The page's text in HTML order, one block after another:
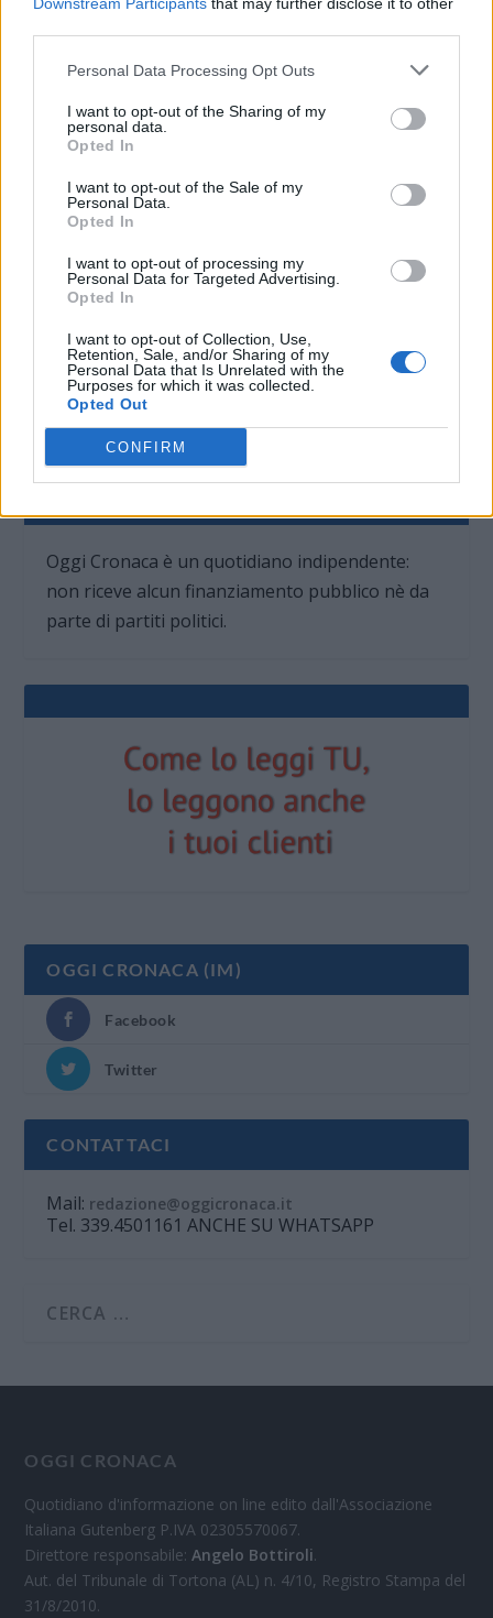
Personal Data Processing Opt Outs
I want to opt-out of the Sharing of my
personal data.
Opted In
I want to opt-out of the Sale of my
Personal Data.
Opted In
I want to opt-out of processing my
Personal Data for Targeted Advertising.
Opted In
I want to opt-out of Collection, Use,
Retention, Sale, and/or Sharing of my
Personal Data that Is Unrelated with the
Purposes for which it was collected.
Opted Out
CONFIRM
VALUTARE:
PRECEDENTE
Grande risultato per gli
atleti del Club del Mare
di Diano Marina che si
qualificano per i
Campionati Italiani
Doppio appuntamento
musicale a Tortona con
un grande concerto de
Oggi Cronaca è un quotidiano indipendente:
non riceve alcun finanziamento pubblico nè da
parte di partiti politici.
OGGI CRONACA (IM)
Facebook
Twitter
CONTATTACI
Mail: redazione@oggicronaca.it
Tel. 339.4501161 ANCHE SU WHATSAPP
OGGI CRONACA
Quotidiano d'informazione on line edito dall'Associazione
Italiana Gutenberg P.IVA 02305570067.
Direttore responsabile:Angelo Bottiroli.
Aut. del Tribunale di Tortona (AL) n. 4/10, Registro Stampa del
31/8/2010.